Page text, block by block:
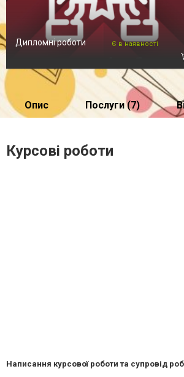
Дипломні роботи Є в наявності
Опис Послуги (7)
Курсові роботи
Написання курсової роботи та супровід